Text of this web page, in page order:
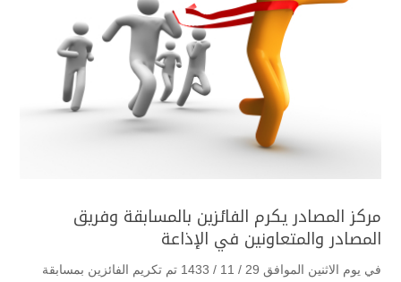
مركز المصادر يكرم الفائزين بالمسابقة وفريق
المصادر والمتعاونين في الإذاعة
في يوم الاثنين الموافق 29 / 11 / 1433 تم تكريم الفائزين بمسابقة